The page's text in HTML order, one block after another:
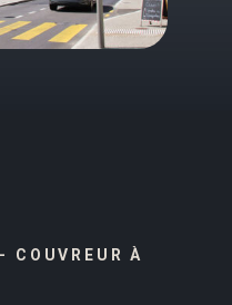
COUVREUR À